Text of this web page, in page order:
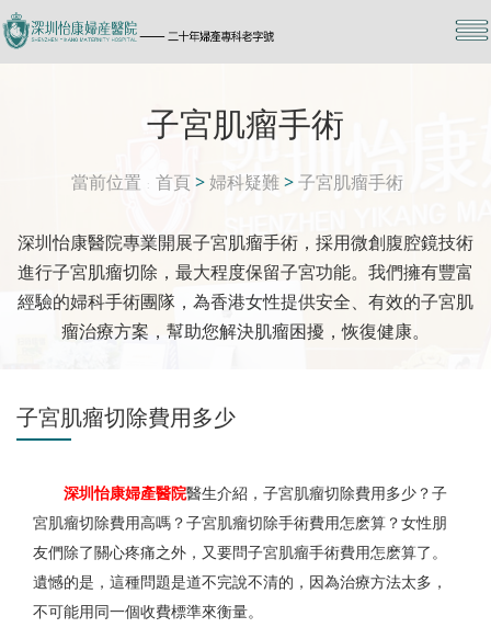
子宮肌瘤手術
當前位置 首頁 >婦科疑難>子宮肌瘤手術
深圳怡康醫院專業開展子宮肌瘤手術，採用微創腹腔鏡技術
進行子宮肌瘤切除，最大程度保留子宮功能。我們擁有豐富
經驗的婦科手術團隊，為香港女性提供安全、有效的子宮肌
瘤治療方案，幫助您解決肌瘤困擾，恢復健康。
子宮肌瘤切除費用多少
深圳怡康婦產醫院醫生介紹，子宮肌瘤切除費用多少？子
宮肌瘤切除費用高嗎？子宮肌瘤切除手術費用怎麽算？女性朋
友們除了關心疼痛之外，又要問子宮肌瘤手術費用怎麽算了。
遺憾的是，這種問題是道不完說不清的，因為治療方法太多，
不可能用同一個收費標準來衡量。